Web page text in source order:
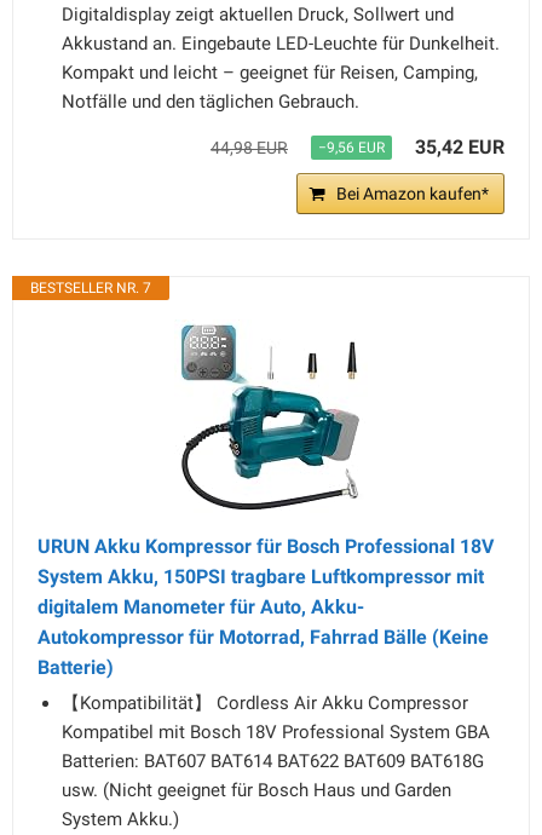
Digitaldisplay zeigt aktuellen Druck, Sollwert und
Akkustand an. Eingebaute LED-Leuchte für Dunkelheit.
Kompakt und leicht – geeignet für Reisen, Camping,
Notfälle und den täglichen Gebrauch.
44,98 EUR −9,56 EUR 35,42 EUR
Bei Amazon kaufen*
BESTSELLER NR. 7
URUN Akku Kompressor für Bosch Professional 18V
System Akku, 150PSI tragbare Luftkompressor mit
digitalem Manometer für Auto, Akku-
Autokompressor für Motorrad, Fahrrad Bälle (Keine
Batterie)
【Kompatibilität】 Cordless Air Akku Compressor
Kompatibel mit Bosch 18V Professional System GBA
Batterien: BAT607 BAT614 BAT622 BAT609 BAT618G
usw. (Nicht geeignet für Bosch Haus und Garden
System Akku.)